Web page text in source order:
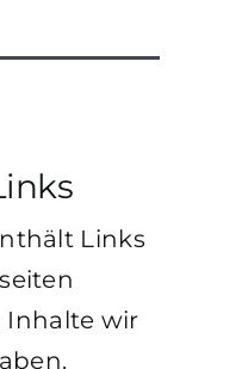
Links
Inhalte wir